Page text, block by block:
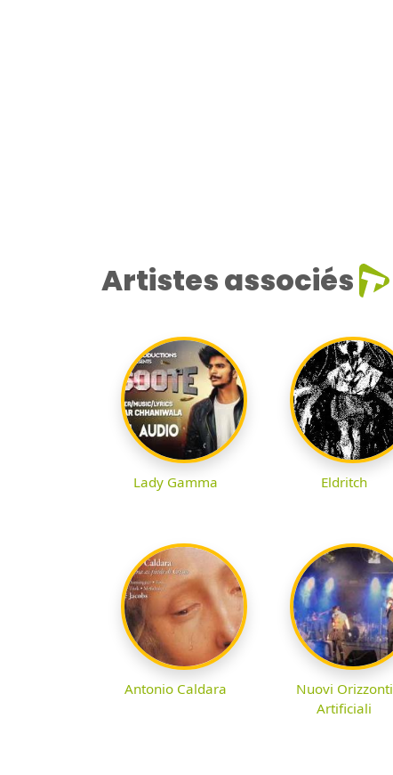
Artistes associés
Lady Gamma Eldritch
Antonio Caldara
Nuovi Orizzonti
Artificiali